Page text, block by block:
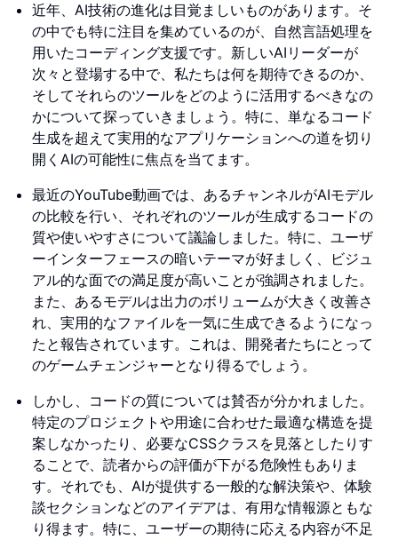
近年、AI技術の進化は目覚ましいものがあります。そ
の中でも特に注目を集めているのが、自然言語処理を
用いたコーディング支援です。新しいAIリーダーが
次々と登場する中で、私たちは何を期待できるのか、
そしてそれらのツールをどのように活用するべきなの
かについて探っていきましょう。特に、単なるコード
生成を超えて実用的なアプリケーションへの道を切り
開くAIの可能性に焦点を当てます。
最近のYouTube動画では、あるチャンネルがAIモデル
の比較を行い、それぞれのツールが生成するコードの
質や使いやすさについて議論しました。特に、ユーザ
ーインターフェースの暗いテーマが好ましく、ビジュ
アル的な面での満足度が高いことが強調されました。
また、あるモデルは出力のボリュームが大きく改善さ
れ、実用的なファイルを一気に生成できるようになっ
たと報告されています。これは、開発者たちにとって
のゲームチェンジャーとなり得るでしょう。
しかし、コードの質については賛否が分かれました。
特定のプロジェクトや用途に合わせた最適な構造を提
案しなかったり、必要なCSSクラスを見落としたりす
ることで、読者からの評価が下がる危険性もありま
す。それでも、AIが提供する一般的な解決策や、体験
談セクションなどのアイデアは、有用な情報源ともな
り得ます。特に、ユーザーの期待に応える内容が不足